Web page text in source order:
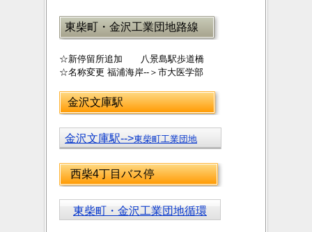
東柴町・金沢工業団地路線
☆新停留所追加 八景島駅歩道橋
☆名称変更 福浦海岸--＞市大医学部
金沢文庫駅
金沢文庫駅-->東柴町工業団地
西柴4丁目バス停
東柴町・金沢工業団地循環